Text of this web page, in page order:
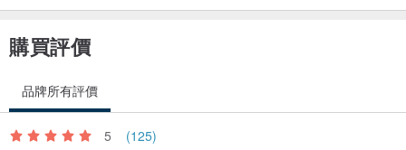
寶行業，之後便轉行了。一直都沒想過相隔多年，Macrame 編織藝術
方向，可以創造出不一樣的設計。
2013年我開始了我的背包之旅，由新疆搭順風車經過了西藏，再陸路
購買評價
品牌所有評價
5 (125)